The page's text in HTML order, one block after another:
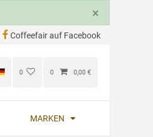
×
Coffeefair auf Facebook
0 0 0,00 €
MARKEN